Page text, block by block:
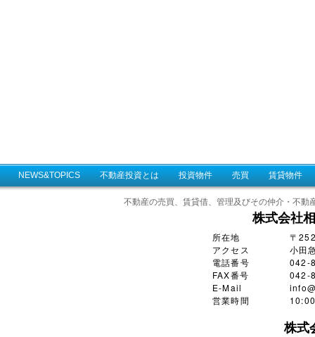
NEWS&TOPICS 不動産投資とは 投資物件 売買 賃貸物件
不動産の売買、賃貸借、管理及びその仲介・不
株式会社
所在地
〒
アクセス
小田
電話番号
042-
FAX番号
042-
E-Mail
営業時間
株式